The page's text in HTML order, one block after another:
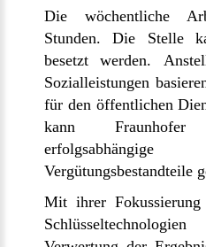
Die wöchentliche
Stunden. Die Stelle
besetzt werden.
Sozialleistungen
für den öffentlichen
kann
Vergütungsbestandteile
Mit ihrer Fokussierung